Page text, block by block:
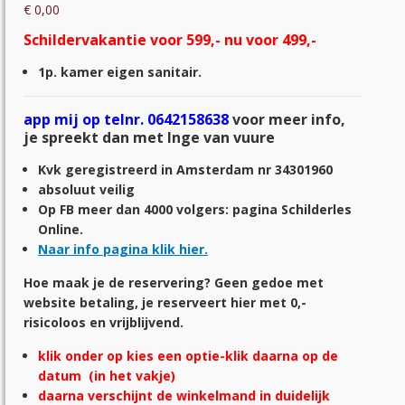
€ 0,00
Schildervakantie voor 599,- nu voor 499,-
1p. kamer eigen sanitair.
app mij op telnr. 0642158638voor meer info,
je spreekt dan met Inge van vuure
Kvk geregistreerd in Amsterdam nr 34301960
absoluut veilig
Op FB meer dan 4000 volgers: pagina Schilderles
Online.
Naar info pagina klik hier.
Hoe maak je de reservering? Geen gedoe met
website betaling, je reserveert hier met 0,-
risicoloos en vrijblijvend.
klik onder op kies een optie-klik daarna op de
datum (in het vakje)
daarna verschijnt de winkelmand in duidelijk